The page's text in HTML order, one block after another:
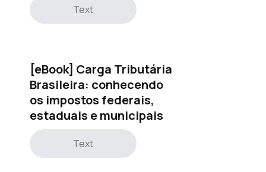
Text
[eBook] Carga Tributária
Brasileira: conhecendo
os impostos federais,
estaduais e municipais
Text